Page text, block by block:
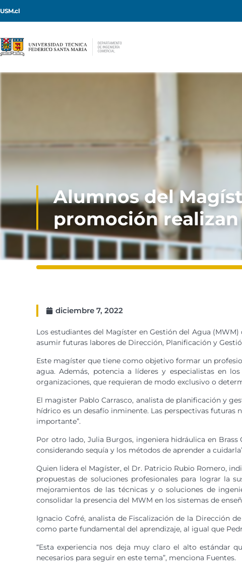
USM.cl
Alumnos del
promoción
diciembre 7, 2022
Los estudiantes del Magíster en Gestión del Agua
asumir futuras labores de Dirección, Planificación y
Este magíster que tiene como objetivo formar un
agua. Además, potencia a líderes y especialistas en
organizaciones, que requieran de modo exclusivo o
El magister Pablo Carrasco, analista de planificación y
hídrico es un desafío inminente. Las perspectivas futuras
importante”.
Por otro lado, Julia Burgos, ingeniera hidráulica en
considerando sequía y los métodos de aprender a
Quien lidera el Magíster, el Dr. Patricio Rubio Romero,
propuestas de soluciones profesionales para lograr la
mejoramientos de las técnicas y o soluciones de
consolidar la presencia del MWM en los sistemas de
Ignacio Cofré, analista de Fiscalización de la Dirección
como parte fundamental del aprendizaje, al igual que
“Esta experiencia nos deja muy claro el alto estándar
necesarios para seguir en este tema”, menciona Fuentes.